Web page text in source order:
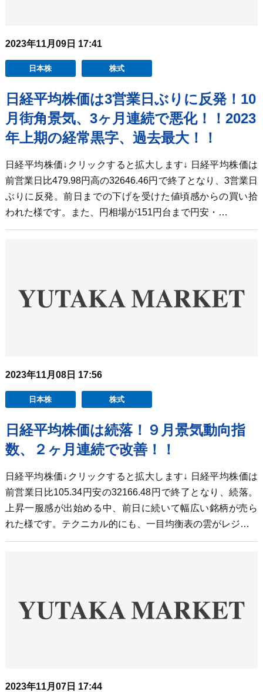
2023年11月09日 17:41
日本株 株式
日経平均株価は3営業日ぶりに反発！10
月街角景気、3ヶ月連続で悪化！！2023
年上期の経常黒字、過去最大！！
日経平均株価↓クリックすると拡大します↓ 日経平均株価は
前営業日比479.98円高の32646.46円で終了となり、3営業日
ぶりに反発。前日までの下げを受けた値頃感からの買い拾
われた様です。また、円相場が151円台まで円安・…
2023年11月08日 17:56
日本株 株式
日経平均株価は続落！９月景気動向指
数、２ヶ月連続で改善！！
日経平均株価↓クリックすると拡大します↓ 日経平均株価は
前営業日比105.34円安の32166.48円で終了となり、続落。
上昇一服感が出始める中、前日に続いて幅広い銘柄が売ら
れた様です。テクニカル的にも、一目均衡表の雲がレジ…
2023年11月07日 17:44